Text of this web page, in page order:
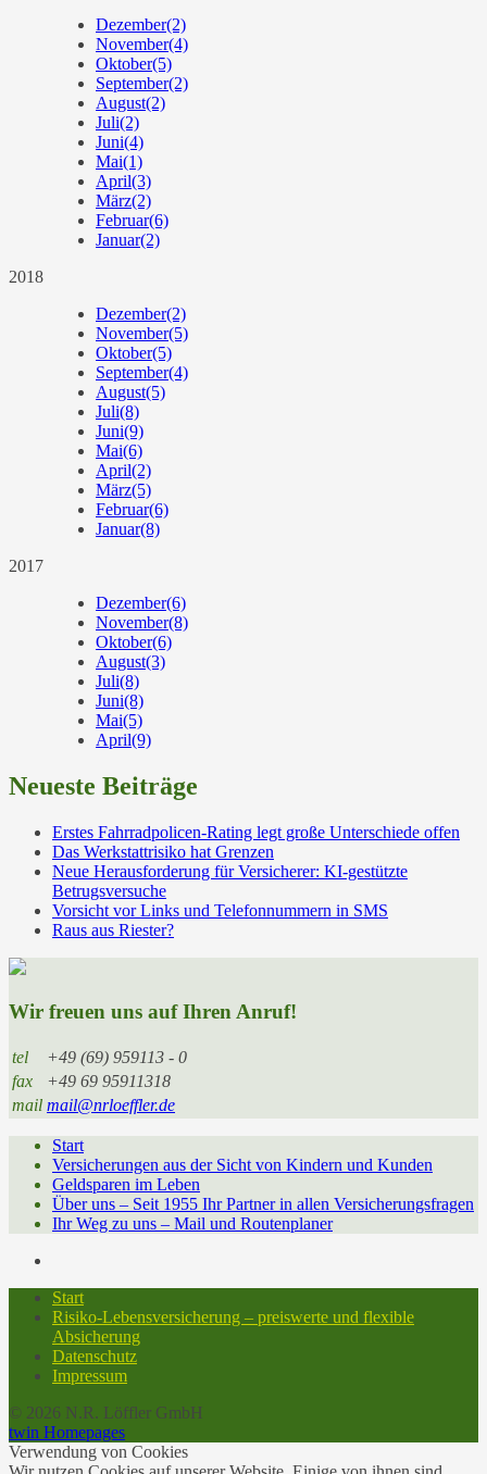
Dezember(2)
November(4)
Oktober(5)
September(2)
August(2)
Juli(2)
Juni(4)
Mai(1)
April(3)
März(2)
Februar(6)
Januar(2)
2018
Dezember(2)
November(5)
Oktober(5)
September(4)
August(5)
Juli(8)
Juni(9)
Mai(6)
April(2)
März(5)
Februar(6)
Januar(8)
2017
Dezember(6)
November(8)
Oktober(6)
August(3)
Juli(8)
Juni(8)
Mai(5)
April(9)
Neueste Beiträge
Erstes Fahrradpolicen-Rating legt große Unterschiede offen
Das Werkstattrisiko hat Grenzen
Neue Herausforderung für Versicherer: KI-gestützte
Betrugsversuche
Vorsicht vor Links und Telefonnummern in SMS
Raus aus Riester?
Wir freuen uns auf Ihren Anruf!
tel
+49 (69) 959113 - 0
fax
+49 69 95911318
mail mail@nrloeffler.de
Start
Versicherungen aus der Sicht von Kindern und Kunden
Geldsparen im Leben
Über uns – Seit 1955 Ihr Partner in allen Versicherungsfragen
Ihr Weg zu uns – Mail und Routenplaner
Start
Risiko-Lebensversicherung – preiswerte und flexible
Absicherung
Datenschutz
Impressum
© 2026 N.R. Löffler GmbH
twin Homepages
Verwendung von Cookies